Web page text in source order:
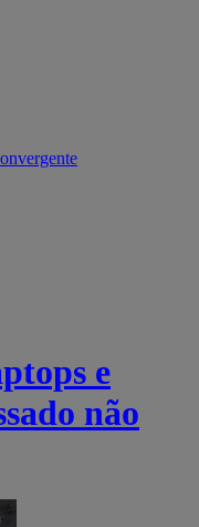
e
não